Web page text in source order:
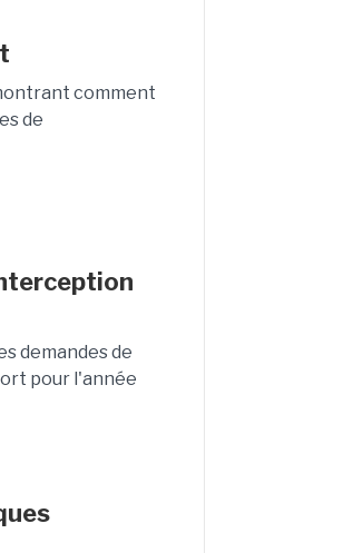
comment
de
demandes de
pour l'année